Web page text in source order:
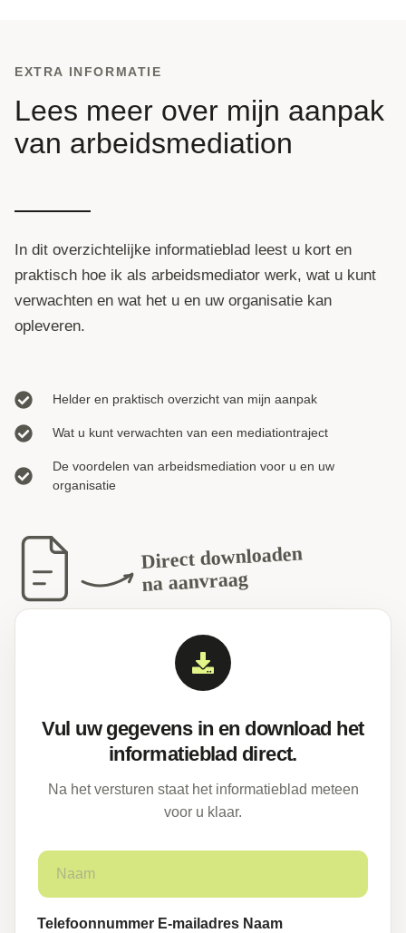
EXTRA INFORMATIE
Lees meer over mijn aanpak
van arbeidsmediation
In dit overzichtelijke informatieblad leest u kort en
praktisch hoe ik als arbeidsmediator werk, wat u kunt
verwachten en wat het u en uw organisatie kan
opleveren.
Helder en praktisch overzicht van mijn aanpak
Wat u kunt verwachten van een mediationtraject
De voordelen van arbeidsmediation voor u en uw
organisatie
Direct downloaden
na aanvraag
Vul uw gegevens in en download het
informatieblad direct.
Na het versturen staat het informatieblad meteen
voor u klaar.
N
a
*
Telefoonnummer E-mailadres Naam